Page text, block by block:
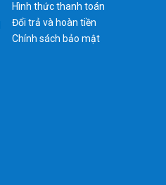
Hình thức thanh toán
Đổi trả và hoàn tiền
Chính sách bảo mật